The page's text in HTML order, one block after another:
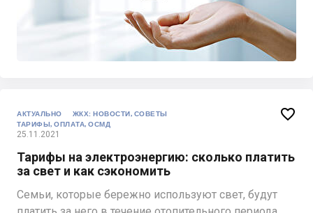
АКТУАЛЬНО
ЖКХ: НОВОСТИ, СОВЕТЫ
ТАРИФЫ, ОПЛАТА, ОСМД
25.11.2021
Тарифы на электроэнергию: сколько платить
за свет и как сэкономить
Семьи, которые бережно используют свет, будут
